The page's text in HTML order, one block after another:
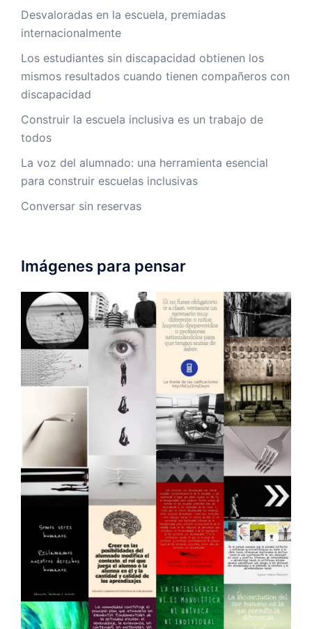
Desvaloradas en la escuela, premiadas
internacionalmente
Los estudiantes sin discapacidad obtienen los
mismos resultados cuando tienen compañeros con
discapacidad
Construir la escuela inclusiva es un trabajo de
todos
La voz del alumnado: una herramienta esencial
para construir escuelas inclusivas
Conversar sin reservas
Imágenes para pensar